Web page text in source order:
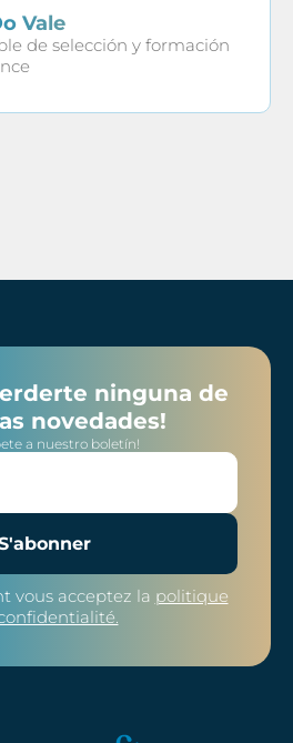
Vale
de selección y formación
ninguna de
novedades!
a nuestro boletín!
vous acceptez la politique